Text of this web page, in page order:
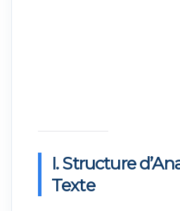
I. Structure
Texte